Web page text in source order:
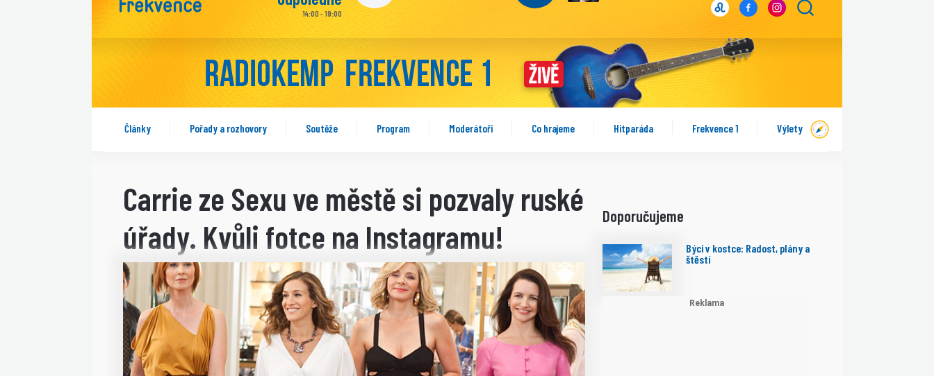
Články Pořady a rozhovory Soutěže Program Moderátoři Co hrajeme Hitparáda Frekvence 1 Výlety
14:00 - 19:00
Carrie ze Sexu ve městě si pozvaly ruské
úřady. Kvůli fotce na Instagramu!
Doporučujeme
Býci v kostce: Radost, plány a
štěstí